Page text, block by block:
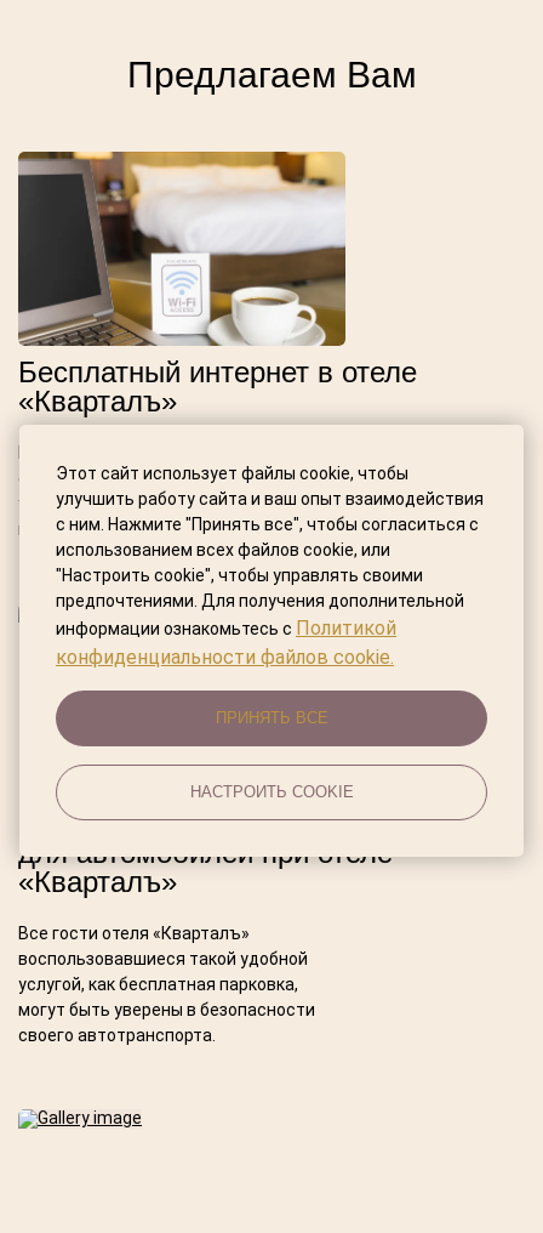
Этот сайт использует файлы cookie, чтобы
улучшить работу сайта и ваш опыт взаимодействия
с ним. Нажмите "Принять все", чтобы согласиться с
использованием всех файлов cookie, или
"Настроить cookie", чтобы управлять своими
предпочтениями. Для получения дополнительной
информации ознакомьтесь с Политикой
конфиденциальности файлов cookie.
ПРИНЯТЬ ВСЕ
НАСТРОИТЬ COOKIE
Предлагаем Вам
Бесплатный интернет в отеле
«Кварталъ»
отеле «Кварталъ» — это бесплатная
услуга, которая доступна для всех
наших гостей.
Бесплатная охраняемая парковка
для автомобилей при отеле
«Кварталъ»
Все гости отеля «Кварталъ»
воспользовавшиеся такой удобной
услугой, как бесплатная парковка,
могут быть уверены в безопасности
своего автотранспорта.